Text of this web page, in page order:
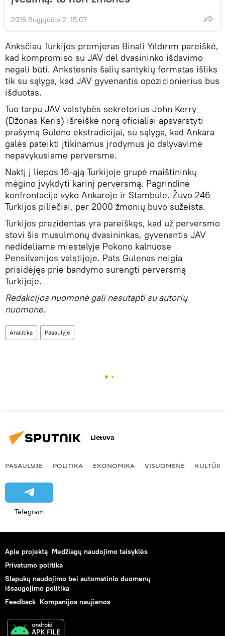
2016 Rugpjūčio 2, 15:07
Anksčiau Turkijos premjeras Binali Yıldırım pareiškė,
kad kompromiso su JAV dėl dvasininko išdavimo
negali būti. Ankstesnis šalių santykių formatas išliks
tik su sąlyga, kad JAV gyvenantis opozicionierius bus
išduotas.
Tuo tarpu JAV valstybės sekretorius John Kerry
(Džonas Keris) išreiškė norą oficialiai apsvarstyti
prašymą Guleno ekstradicijai, su sąlyga, kad Ankara
galės pateikti įtikinamus įrodymus jo dalyvavime
nepavykusiame perversme.
Naktį į liepos 16-ąją Turkijoje grupė maištininkų
mėgino įvykdyti karinį perversmą. Pagrindinė
konfrontacija vyko Ankaroje ir Stambule. Žuvo 246
Turkijos piliečiai, per 2000 žmonių buvo sužeista.
Turkijos prezidentas yra pareiškęs, kad už perversmo
stovi šis musulmonų dvasininkas, gyvenantis JAV
nedideliame miestelyje Pokono kalnuose
Pensilvanijos valstijoje. Pats Gulenas neigia
prisidėjęs prie bandymo surengti perversmą
Turkijoje.
Redakcijos nuomonė gali nesutapti su autorių
nuomone.
Analitika Pasaulyje
Lietuva
PASAULYJE POLITIKA EKONOMIKA VISUOMENĖ KULTŪRA
Telegram
Apie projektą Medžiagų naudojimo taisyklės
Privatumo politika
Slapukų naudojimo bei automatinio duomenų
išsaugojimo politika
Feedback Kompanijos naujienos